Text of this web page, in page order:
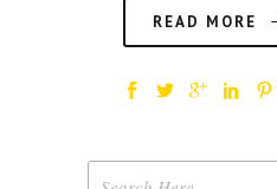
READ MORE